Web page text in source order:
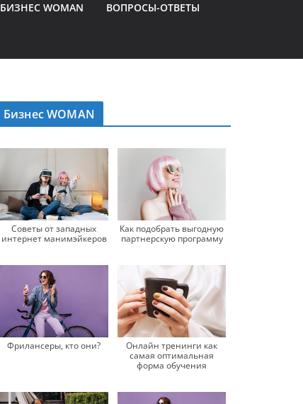
БИЗНЕС WOMAN ВОПРОСЫ-ОТВЕТЫ
Бизнес WOMAN
Советы от западных
интернет манимэйкеров
Как подобрать выгодную
партнерскую программу
Фрилансеры, кто они?
Онлайн тренинги как
самая оптимальная
форма обучения